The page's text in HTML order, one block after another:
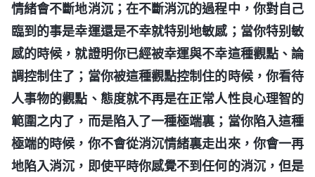
情緒會不斷地消沉；在不斷消沉的過程中，你對自己
臨到的事是幸運還是不幸就特别地敏感；當你特别敏
感的時候，就證明你已經被幸運與不幸這種觀點、論
調控制住了；當你被這種觀點控制住的時候，你看待
人事物的觀點、態度就不再是在正常人性良心理智的
範圍之内了，而是陷入了一種極端裏；當你陷入這種
極端的時候，你不會從消沉情緒裏走出來，你會一再
地陷入消沉，即使平時你感覺不到任何的消沉，但是